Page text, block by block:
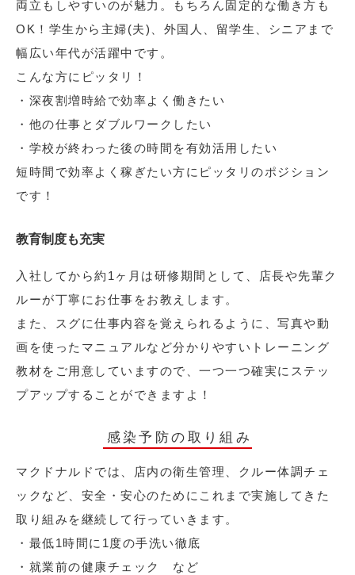
両立もしやすいのが魅力。もちろん固定的な働き方も
OK！学生から主婦(夫)、外国人、留学生、シニアまで
幅広い年代が活躍中です。
こんな方にピッタリ！
・深夜割増時給で効率よく働きたい
・他の仕事とダブルワークしたい
・学校が終わった後の時間を有効活用したい
短時間で効率よく稼ぎたい方にピッタリのポジション
です！
教育制度も充実
入社してから約1ヶ月は研修期間として、店長や先輩ク
ルーが丁寧にお仕事をお教えします。
また、スグに仕事内容を覚えられるように、写真や動
画を使ったマニュアルなど分かりやすいトレーニング
教材をご用意していますので、一つ一つ確実にステッ
プアップすることができますよ！
感染予防の取り組み
マクドナルドでは、店内の衛生管理、クルー体調チェ
ックなど、安全・安心のためにこれまで実施してきた
取り組みを継続して行っていきます。
・最低1時間に1度の手洗い徹底
・就業前の健康チェック など